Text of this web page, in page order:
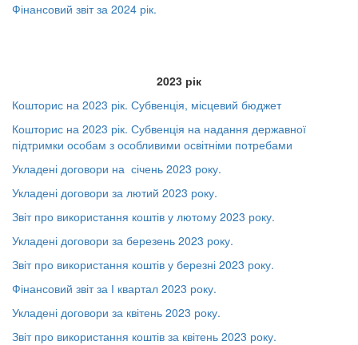
Фінансовий звіт за 2024 рік.
2023 рік
Кошторис на 2023 рік. Субвенція, місцевий бюджет
Кошторис на 2023 рік. Субвенція на надання державної
підтримки особам з особливими освітніми потребами
Укладені договори на січень 2023 року.
Укладені договори за лютий 2023 року.
Звіт про використання коштів у лютому 2023 року.
Укладені договори за березень 2023 року.
Звіт про використання коштів у березні 2023 року.
Фінансовий звіт за І квартал 2023 року.
Укладені договори за квітень 2023 року.
Звіт про використання коштів за квітень 2023 року.